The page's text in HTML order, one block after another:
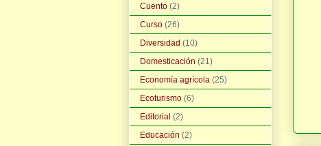
Cuento (2)
Curso (26)
Diversidad (10)
Domesticación (21)
Economía agrícola (25)
Ecoturismo (6)
Editorial (2)
Educación (2)